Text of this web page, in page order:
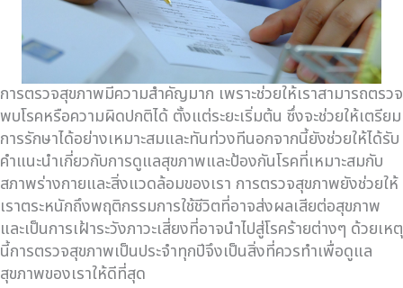
การตรวจสุขภาพมีความสําคัญมาก เพราะช่วยให้เราสามารถตรวจ
พบโรคหรือความผิดปกติได้ ตั้งแต่ระยะเริ่มต้น ซึ่งจะช่วยให้เตรียม
การรักษาได้อย่างเหมาะสมและทันท่วงทีนอกจากนี้ยังช่วยให้ได้รับ
คําแนะนําเกี่ยวกับการดูแลสุขภาพและป้องกันโรคที่เหมาะสมกับ
สภาพร่างกายและสิ่งแวดล้อมของเรา การตรวจสุขภาพยังช่วยให้
เราตระหนักถึงพฤติกรรมการใช้ชีวิตที่อาจส่งผลเสียต่อสุขภาพ
และเป็นการเฝ้าระวังภาวะเสี่ยงที่อาจนําไปสู่โรคร้ายต่างๆ ด้วยเหตุ
นี้การตรวจสุขภาพเป็นประจําทุกปีจึงเป็นสิ่งที่ควรทําเพื่อดูแล
สุขภาพของเราให้ดีที่สุด